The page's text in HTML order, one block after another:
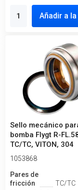
Añadir a
Sello mecánico
bomba Flygt R-
TC/TC, VITON, 304
1053868
Pares de
fricción
TC/TC